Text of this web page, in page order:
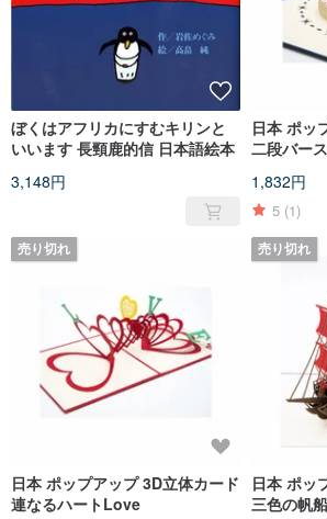
ぼくはアフリカにすむキリンと
いいます 長頸鹿的信 日本語絵本
3,148円
日本 ポッ
二段バー
1,832円
5 (1)
売り切れ
日本 ポップアップ 3D立体カード
連なるハートLove
売り切れ
日本 ポッ
三色の帆船